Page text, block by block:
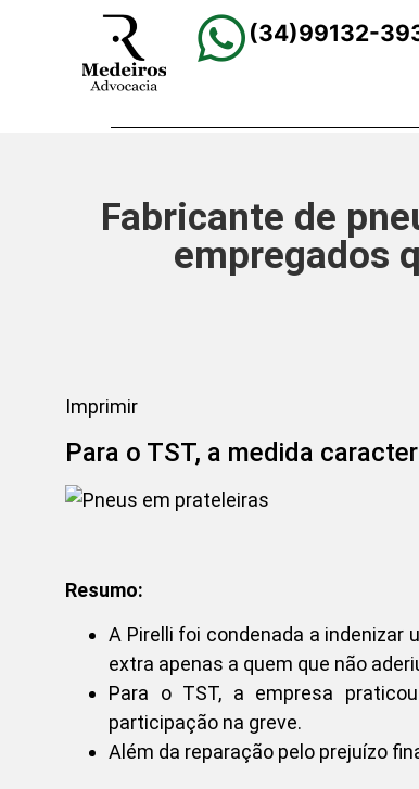
(34)99132-
Fabricante de
empregados
Imprimir
Para o TST, a medida
Resumo:
A Pirelli foi condenada a indenizar
extra apenas a quem que não
Para o TST, a empresa
participação na greve.
Além da reparação pelo prejuízo